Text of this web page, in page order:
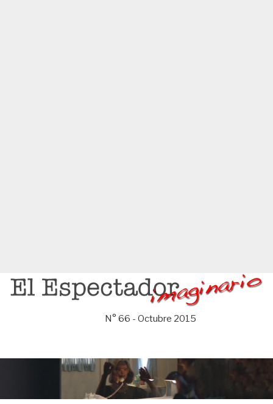
Saltar
N° 66 - Octubre 2015